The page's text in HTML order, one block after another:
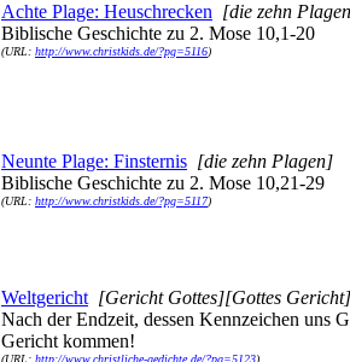
Achte Plage: Heuschrecken [die zehn
Biblische Geschichte zu 2. Mose 10,1-20
(URL: http://www.christkids.de/?pg=5116)
Neunte Plage: Finsternis [die zehn Plagen]
Biblische Geschichte zu 2. Mose 10,21-29
(URL: http://www.christkids.de/?pg=5117)
Weltgericht [Gericht Gottes][Gottes
Nach der Endzeit, dessen Kennzeichen uns
Gericht kommen!
(URL: http://www.christliche-gedichte.de/?pg=5123)